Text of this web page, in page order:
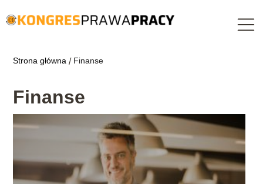
Strona główna / Finanse
Finanse